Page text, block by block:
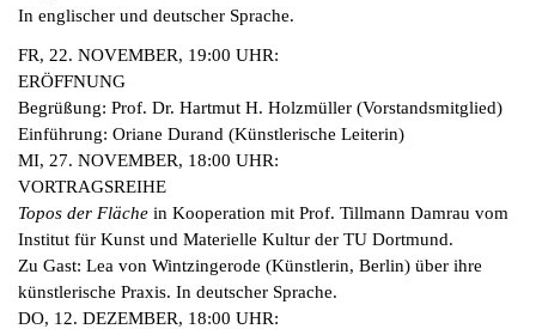
In englischer und deutscher Sprache.
FR, 22. NOVEMBER, 19:00 UHR:
ERÖFFNUNG
Begrüßung: Prof. Dr. Hartmut H. Holzmüller (Vorstandsmitglied)
Einführung: Oriane Durand (Künstlerische Leiterin)
MI, 27. NOVEMBER, 18:00 UHR:
VORTRAGSREIHE
Topos der Fläche in Kooperation mit Prof. Tillmann Damrau vom
Institut für Kunst und Materielle Kultur der TU Dortmund.
Zu Gast: Lea von Wintzingerode (Künstlerin, Berlin) über ihre
künstlerische Praxis. In deutscher Sprache.
DO, 12. DEZEMBER, 18:00 UHR: